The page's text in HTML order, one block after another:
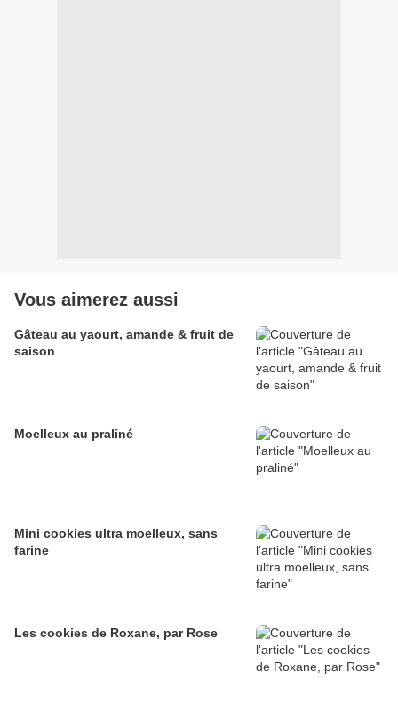
Vous aimerez aussi
Gâteau au yaourt, amande & fruit de
saison
Moelleux au praliné
Mini cookies ultra moelleux, sans
farine
Les cookies de Roxane, par Rose